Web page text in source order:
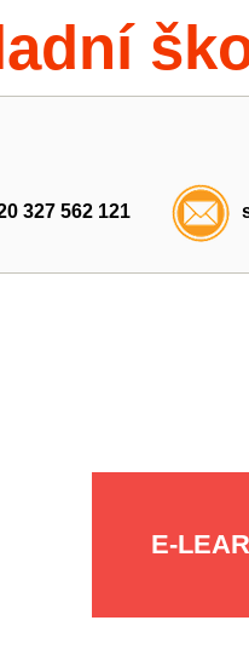
327 562 121
E-